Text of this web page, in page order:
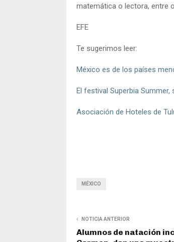
matemática o lectora, entre
EFE
Te sugerimos leer:
México es de los países
El festival Superbia
Asociación de Hoteles de
MÉXICO
NOTICIA ANTERIOR
Alumnos de natación